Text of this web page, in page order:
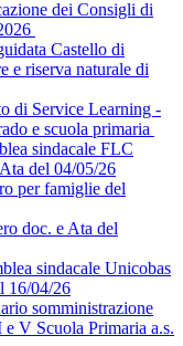
dei Consigli di
Castello di
e riserva naturale di
di Service Learning -
e scuola primaria
sindacale FLC
del 04/05/26
per famiglie del
doc. e Ata del
sindacale Unicobas
16/04/26
somministrazione
V Scuola Primaria a.s.